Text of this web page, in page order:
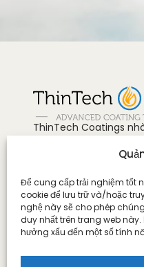
Để cung cấp trải nghiệm tốt
cookie để lưu trữ và/hoặc
nghệ này sẽ cho phép
duy nhất trên trang web này.
hưởng xấu đến một số tính
ThinTech Coatings
mang đến một cuộc
Liên hệ với
+84 38
US, Canada
+1 888-